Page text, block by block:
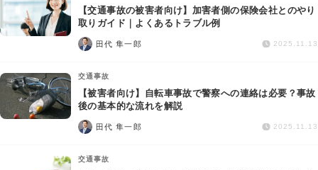
IT・ネット
資金調達
企業法務
【交通事故の被害者向け】加害者側の保険会社とのやり
取りガイド｜よくあるトラブル例
田代 隼一郎 2025.11.13
交通事故
【被害者向け】自転車事故で警察への連絡は必要？事故
後の基本的な流れを解説
田代 隼一郎 2025.11.13
交通事故